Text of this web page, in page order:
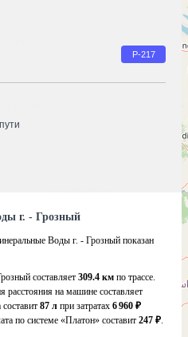
Р-217
г. - Грозный
Воды г. - Грозный показан
составляет 309.4 км по трассе.
расстояния на машине составляет
87 л при затратах 6 960 ₽
по системе «Платон» составит 247 ₽.